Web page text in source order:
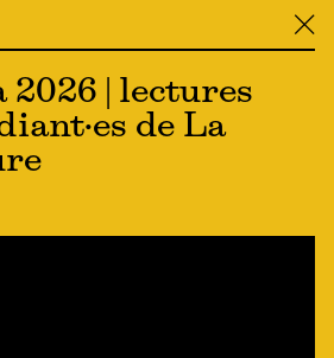
╳
| lectures
de La